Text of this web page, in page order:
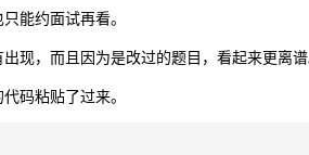
能约面试再看。
现，而且因为是改过的题目，看起来更离谱
码粘贴了过来。